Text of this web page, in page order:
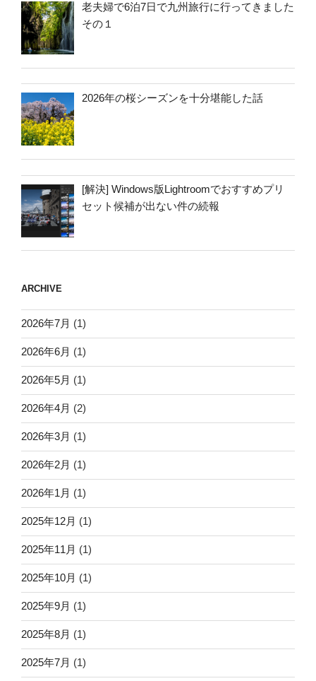
老夫婦で6泊7日で九州旅行に行ってきました
その１
2026年の桜シーズンを十分堪能した話
[解決] Windows版Lightroomでおすすめプリ
セット候補が出ない件の続報
ARCHIVE
2026年7月 (1)
2026年6月 (1)
2026年5月 (1)
2026年4月 (2)
2026年3月 (1)
2026年2月 (1)
2026年1月 (1)
2025年12月 (1)
2025年11月 (1)
2025年10月 (1)
2025年9月 (1)
2025年8月 (1)
2025年7月 (1)